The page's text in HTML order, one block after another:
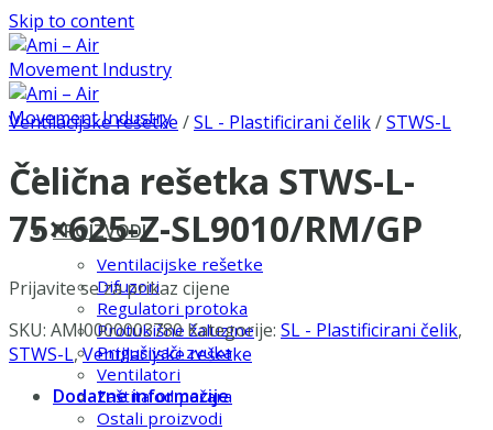
Skip to content
PROIZVODI
Ventilacijske rešetke
Difuzori
Regulatori protoka
Protukišne žaluzine
Prigušivači zvuka
Ventilatori
Zaštita od požara
Ostali proizvodi
Ventilacijske rešetke /SL - Plastificirani čelik/STWS-L
Čelična rešetka STWS-L-
75×625-Z-SL9010/RM/GP
Prijavite se za prikaz cijene
SKU: AMI0000003780 Kategorije: SL - Plastificirani čelik,
STWS-L,Ventilacijske rešetke
Dodatne informacije